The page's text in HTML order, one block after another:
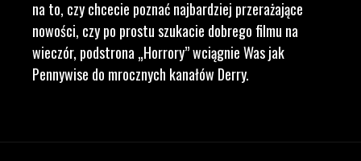
na to, czy chcecie poznać najbardziej przerażające
nowości, czy po prostu szukacie dobrego filmu na
wieczór, podstrona „Horrory” wciągnie Was jak
Pennywise do mrocznych kanałów Derry.